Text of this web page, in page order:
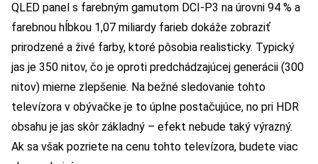
QLED panel s farebným gamutom DCI-P3 na úrovni 94 % a
farebnou hĺbkou 1,07 miliardy farieb dokáže zobraziť
prirodzené a živé farby, ktoré pôsobia realisticky. Typický
jas je 350 nitov, čo je oproti predchádzajúcej generácii (300
nitov) mierne zlepšenie. Na bežné sledovanie tohto
televízora v obývačke je to úplne postačujúce, no pri HDR
obsahu je jas skôr základný – efekt nebude taký výrazný.
Ak sa však pozriete na cenu tohto televízora, budete viac